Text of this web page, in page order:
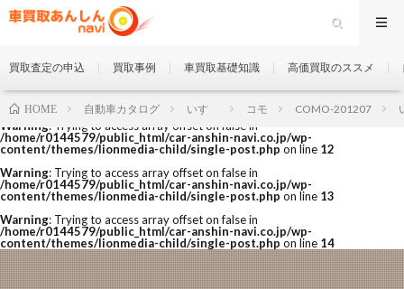
Warning: Trying to access array offset on false in
/home/r0144579/public_html/car-anshin-navi.co.jp/wp-
content/themes/lionmedia-child/single-post.php on line 12
Warning: Trying to access array offset on false in
/home/r0144579/public_html/car-anshin-navi.co.jp/wp-
content/themes/lionmedia-child/single-post.php on line 13
Warning: Trying to access array offset on false in
/home/r0144579/public_html/car-anshin-navi.co.jp/wp-
content/themes/lionmedia-child/single-post.php on line 14
買取査定の申込 買取事例 車買取基礎知識 高価買取のススメ
HOME 自動車カタログ いすゞ コモ COMO-201207